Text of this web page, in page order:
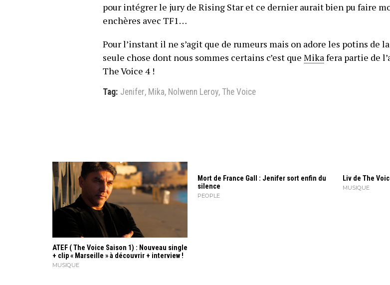
pour intégrer le jury de Rising Star et ce dernier aurait bien pu faire
enchères avec TF1…
Pour l’instant il ne s’agit que de rumeurs mais on adore les potins de
seule chose dont nous sommes certains c’est que Mikafera partie de
The Voice 4 !
Tag: Jenifer, Mika, Nolwenn Leroy, The Voice
ATEF ( The Voice Saison 1) : Nouveau single
+ clip « Marseille » à découvrir + interview !
MUSIQUE
Mort de France Gall : Jenifer sort enfin du
silence
PEOPLE
Liv de The
MUSIQUE